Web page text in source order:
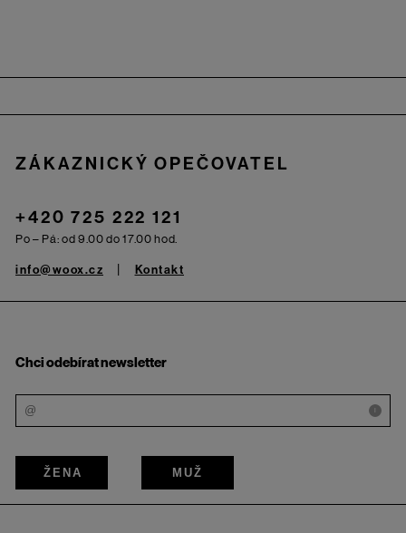
ZÁKAZNICKÝ OPEČOVATEL
+420 725 222 121
Po – Pá: od 9.00 do 17.00 hod.
info@woox.cz Kontakt
Chci odebírat newsletter
i
ŽENA MUŽ